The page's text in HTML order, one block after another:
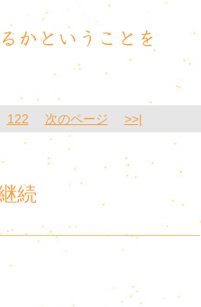
122 次のページ >>|
続